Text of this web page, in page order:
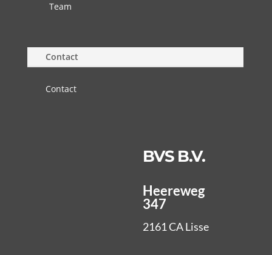
Team
Contact
Contact
BVS B.V.
Heereweg
347
2161 CA Lisse